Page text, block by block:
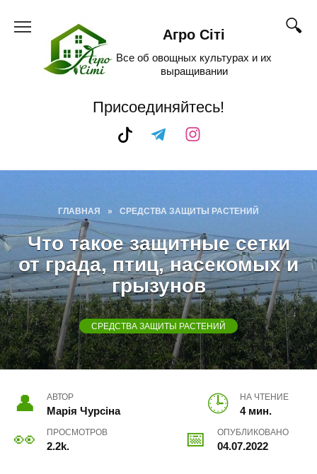
Агро Сіті
Все об овощных культурах и их
выращивании
Присоединяйтесь!
ГЛАВНАЯ » СРЕДСТВА ЗАЩИТЫ РАСТЕНИЙ
Что такое защитные сетки
от града, птиц, насекомых и
грызунов
СРЕДСТВА ЗАЩИТЫ РАСТЕНИЙ
АВТОР
Марія Чурсіна
НА ЧТЕНИЕ
4 мин.
ПРОСМОТРОВ
2.2k.
ОПУБЛИКОВАНО
04.07.2022